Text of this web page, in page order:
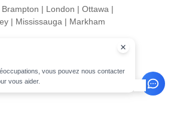
Brampton | London | Ottawa |
| Mississauga | Markham
vous pouvez nous contacter
vous aider.